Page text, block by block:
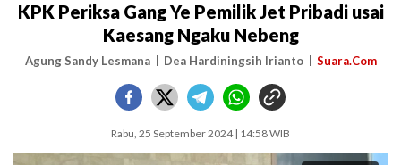
KPK Periksa Gang Ye Pemilik Jet Pribadi usai
Kaesang Ngaku Nebeng
Agung Sandy Lesmana Dea Hardiningsih Irianto Suara.Com
Rabu, 25 September 2024 | 14:58 WIB